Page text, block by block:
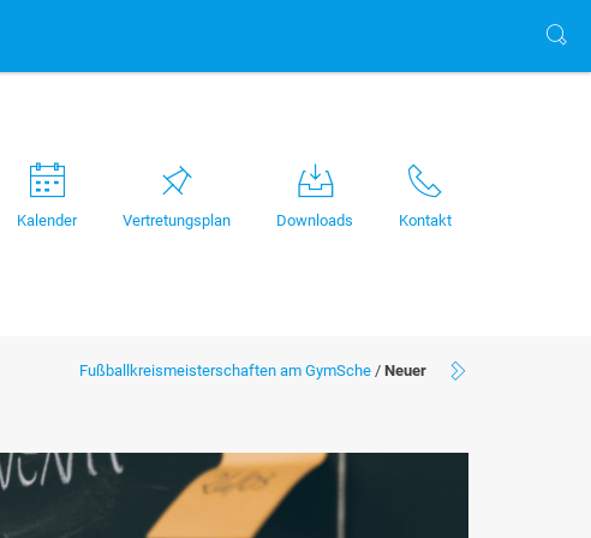
Kalender Vertretungsplan Downloads Kontakt
Fußballkreismeisterschaften am GymSche / Neuer